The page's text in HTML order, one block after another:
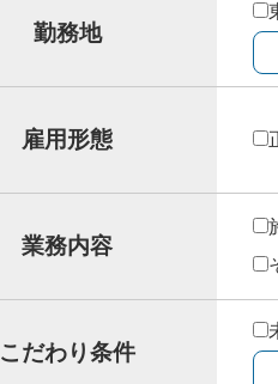
勤務地
雇用形態
業務内容
こだわり条件